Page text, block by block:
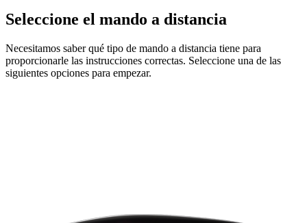
Seleccione el mando a distancia
Necesitamos saber qué tipo de mando a distancia tiene para
proporcionarle las instrucciones correctas. Seleccione una de las
siguientes opciones para empezar.